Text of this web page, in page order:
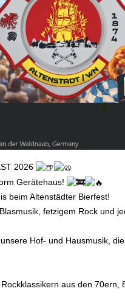
2026
Gerätehaus!
beim Altenstädter Bierfest!
fetzigem Rock und
Hof- und Hausmusik,
aus den